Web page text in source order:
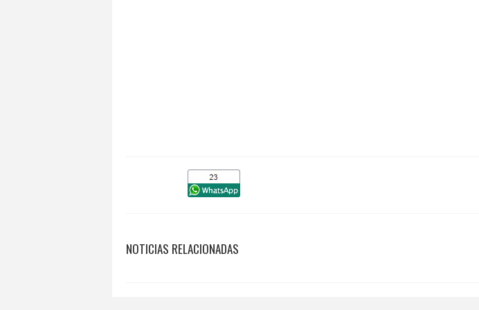
NOTICIAS RELACIONADAS